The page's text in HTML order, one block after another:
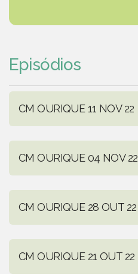
Episódios
CM OURIQUE 11 NOV 22
CM OURIQUE 04 NOV 22
CM OURIQUE 28 OUT 22
CM OURIQUE 21 OUT 22